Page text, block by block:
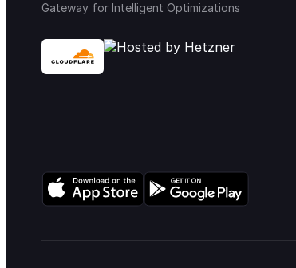
Gateway for Intelligent Optimizations